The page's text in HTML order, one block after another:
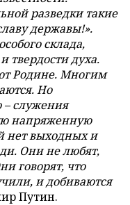
разведки такие
державы!».
склада,
твердости духа.
Родине. Многим
Но
– служения
напряженную
нет выходных и
Они не любят,
говорят, что
и добиваются
Путин.